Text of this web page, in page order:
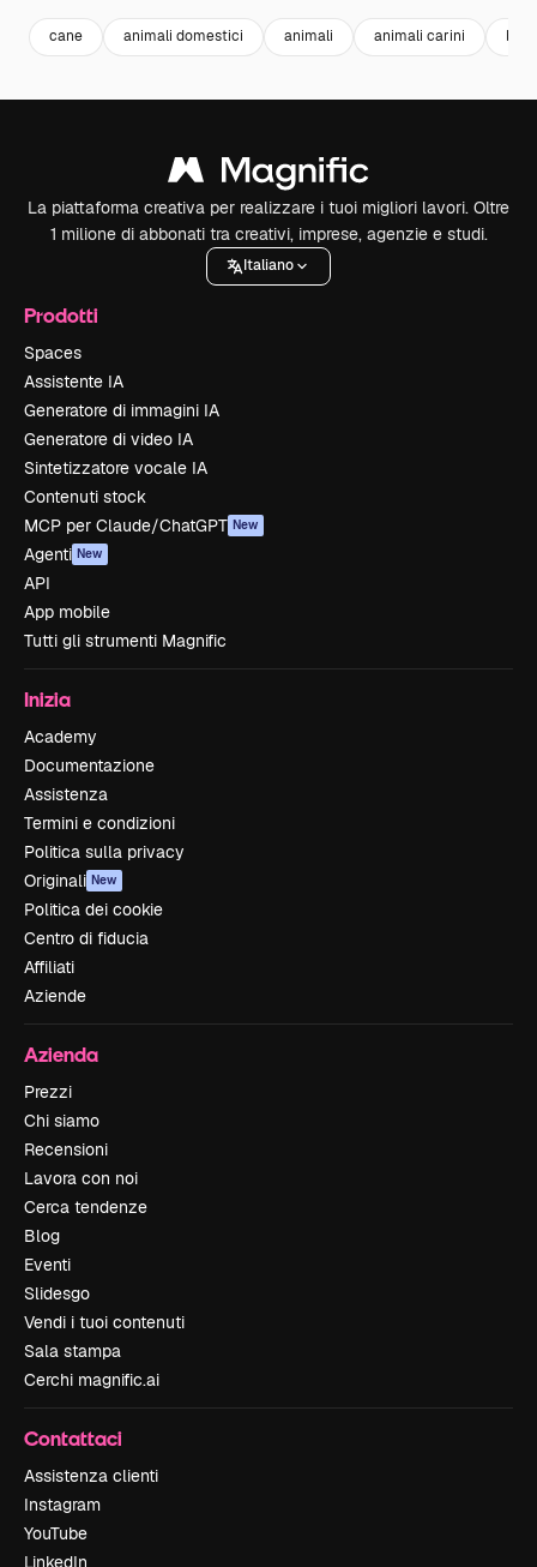
cane animali domestici animali animali carini
La piattaforma creativa per realizzare i tuoi migliori lavori. Oltre
1 milione di abbonati tra creativi, imprese, agenzie e studi.
Italiano
Prodotti
Spaces
Assistente IA
Generatore di immagini IA
Generatore di video IA
Sintetizzatore vocale IA
Contenuti stock
MCP per Claude/ChatGPT New
Agenti New
API
App mobile
Tutti gli strumenti Magnific
Inizia
Academy
Documentazione
Assistenza
Termini e condizioni
Politica sulla privacy
Originali New
Politica dei cookie
Centro di fiducia
Affiliati
Aziende
Azienda
Prezzi
Chi siamo
Recensioni
Lavora con noi
Cerca tendenze
Blog
Eventi
Slidesgo
Vendi i tuoi contenuti
Sala stampa
Cerchi magnific.ai
Contattaci
Assistenza clienti
Instagram
YouTube
LinkedIn